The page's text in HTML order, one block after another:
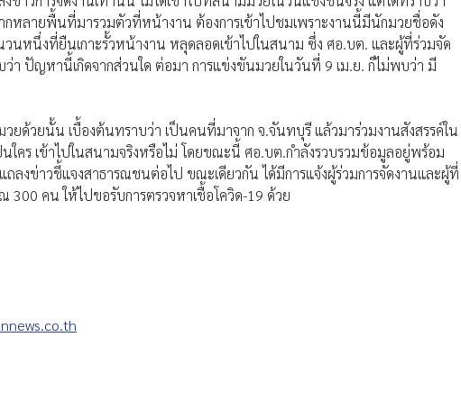
หลายพื้นที่มารวมตัวที่หน้างาน ต้องการเข้าไปชมเพราะงานนี้มีนักมวยชื่อดัง
หนึ่งที่ยืนเกาะรั้วหน้างาน หลุดลอดเข้าไปในสนาม ซึ่ง ศอ.บต. และผู้ที่ร่วมจัด
ปัญหานี้เกิดจากส่วนใด ต่อมา การแข่งขันมวยในวันที่ 9 เม.ย. ก็ไม่พบว่า มี
ด้วยนั้น เบื้องต้นทราบว่า เป็นคนที่มาจาก จ.จันทบุรี แล้วมาร่วมงานสังสรรค์ใน
คร เข้าไปในสนามจริงหรือไม่ โดยขณะนี้ ศอ.บต.กำลังรวบรวมข้อมูลอยู่พร้อม
ลงข่าวชี้แจงสาธารณชนต่อไป ขณะเดียวกัน ได้มีการแจ้งผู้ร่วมการจัดงานและผู้ที่
300 คน ให้ไปขอรับการตรวจหาเชื้อโควิด-19 ด้วย